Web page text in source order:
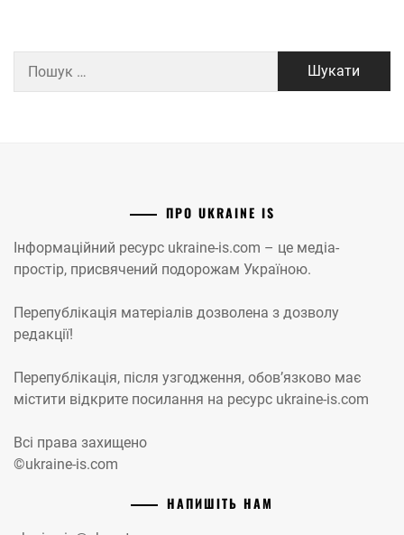
ПРО UKRAINE IS
Інформаційний ресурс ukraine-is.com – це медіа-
простір, присвячений подорожам Україною.
Перепублікація матеріалів дозволена з дозволу
редакції!
Перепублікація, після узгодження, обов’язково має
містити відкрите посилання на ресурс ukraine-is.com
Всі права захищено
©ukraine-is.com
НАПИШІТЬ НАМ